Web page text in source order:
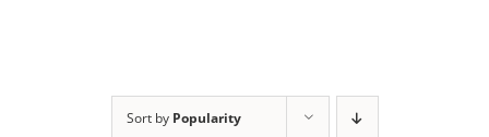
Sort by Popularity